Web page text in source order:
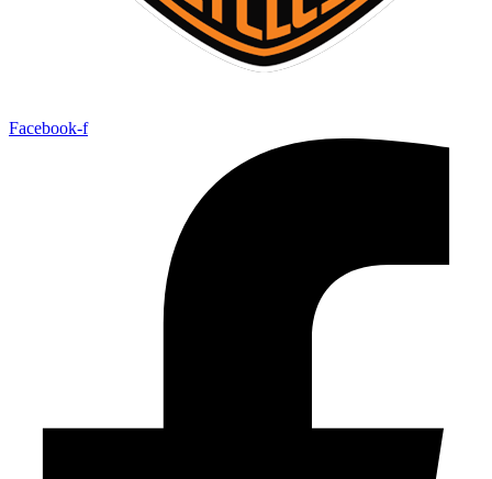
Facebook-f